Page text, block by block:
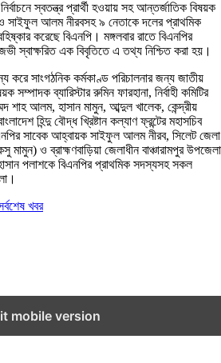
স্বতন্ত্র প্রার্থী হওয়ায় সহ আন্তর্জাতিক বিষয়ক
ও সাইফুল আলম নীরবসহ ৯ নেতাকে দলের প্রাথমিক
করেছে বিএনপি। মঙ্গলবার রাতে বিএনপির
স্বাক্ষরিত এক বিবৃতিতে এ তথ্য নিশ্চিত করা হয়।
করে সাংগঠনিক কর্মকাণ্ড পরিচালনার জন্য জাতীয়
সম্পাদক ব্যারিস্টার রুমিন ফারহানা, নির্বাহী কমিটির
শাহ আলম, হাসান মামুন, আব্দুল খালেক, কেন্দ্রীয়
হিন্দু বৌদ্ধ খ্রিষ্টান কল্যাণ ফ্রন্টের মহাসচিব
সাবেক আহ্বায়ক সাইফুল আলম নীরব, সিলেট জেলা
মামুন) ও ব্রাহ্মণবাড়িয়া জেলাধীন বাঞ্চারামপুর উপজেলা
পলাশকে বিএনপির প্রাথমিক সদস্যসহ সকল
খবর
mobile version